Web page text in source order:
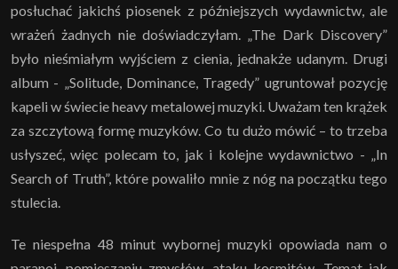
posłuchać jakichś piosenek z późniejszych wydawnictw, ale
wrażeń żadnych nie doświadczyłam. „The Dark Discovery”
było nieśmiałym wyjściem z cienia, jednakże udanym. Drugi
album - „Solitude, Dominance, Tragedy” ugruntował pozycję
kapeli w świecie heavy metalowej muzyki. Uważam ten krążek
za szczytową formę muzyków. Co tu dużo mówić – to trzeba
usłyszeć, więc polecam to, jak i kolejne wydawnictwo - „In
Search of Truth”, które powaliło mnie z nóg na początku tego
stulecia.
Te niespełna 48 minut wybornej muzyki opowiada nam o